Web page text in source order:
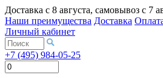
Доставка с 8 августа, самовывоз с 7
Наши преимущества Доставка
Личный кабинет
+7 (495) 984-05-25